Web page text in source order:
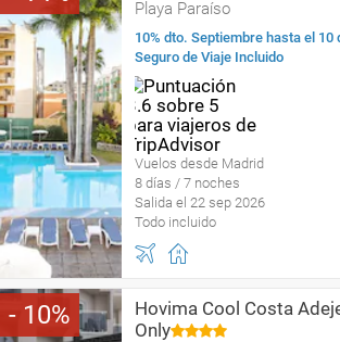
Playa Paraíso
10% dto. Septiembre hasta el 10
Seguro de Viaje Incluido
Vuelos desde Madrid
8 días / 7 noches
Salida el 22 sep 2026
Todo incluido
10
Hovima Cool Costa
Only